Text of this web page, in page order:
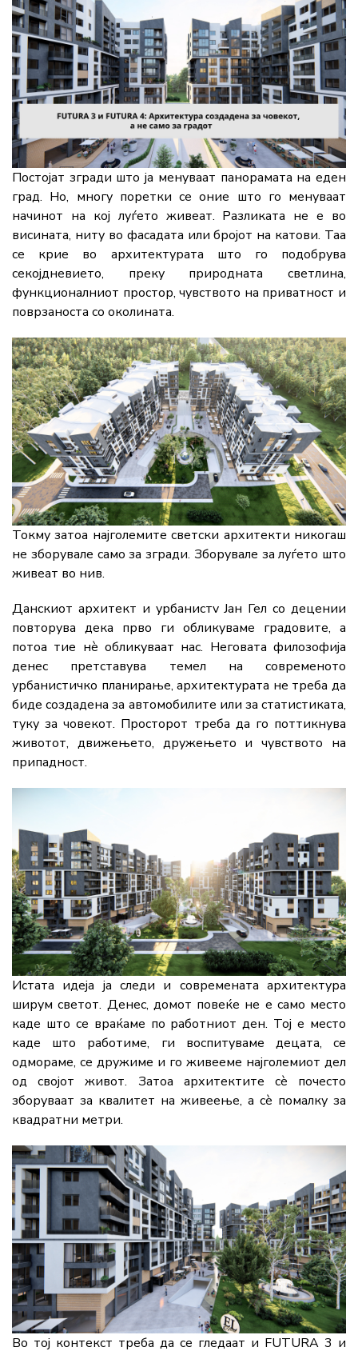
Постојат згради што ја менуваат панорамата на еден
град. Но, многу поретки се оние што го менуваат
начинот на кој луѓето живеат. Разликата не е во
висината, ниту во фасадата или бројот на катови. Таа
се крие во архитектурата што го подобрува
секојдневието, преку природната светлина,
функционалниот простор, чувството на приватност и
поврзаноста со околината.
Токму затоа најголемите светски архитекти никогаш
не зборувале само за згради. Зборувале за луѓето што
живеат во нив.
Данскиот архитект и урбанистv Јан Гел со децении
повторува дека прво ги обликуваме градовите, а
потоа тие нè обликуваат нас. Неговата филозофија
денес претставува темел на современото
урбанистичко планирање, архитектурата не треба да
биде создадена за автомобилите или за статистиката,
туку за човекот. Просторот треба да го поттикнува
животот, движењето, дружењето и чувството на
припадност.
Истата идеја ја следи и современата архитектура
ширум светот. Денес, домот повеќе не е само место
каде што се враќаме по работниот ден. Тој е место
каде што работиме, ги воспитуваме децата, се
одмораме, се дружиме и го живееме најголемиот дел
од својот живот. Затоа архитектите сè почесто
зборуваат за квалитет на живеење, а сè помалку за
квадратни метри.
Во тој контекст треба да се гледаат и FUTURA 3 и